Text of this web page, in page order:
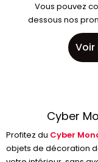
Vous pouvez
dessous nos
Voir
Cyber
Profitez du Cyber
objets de décoration